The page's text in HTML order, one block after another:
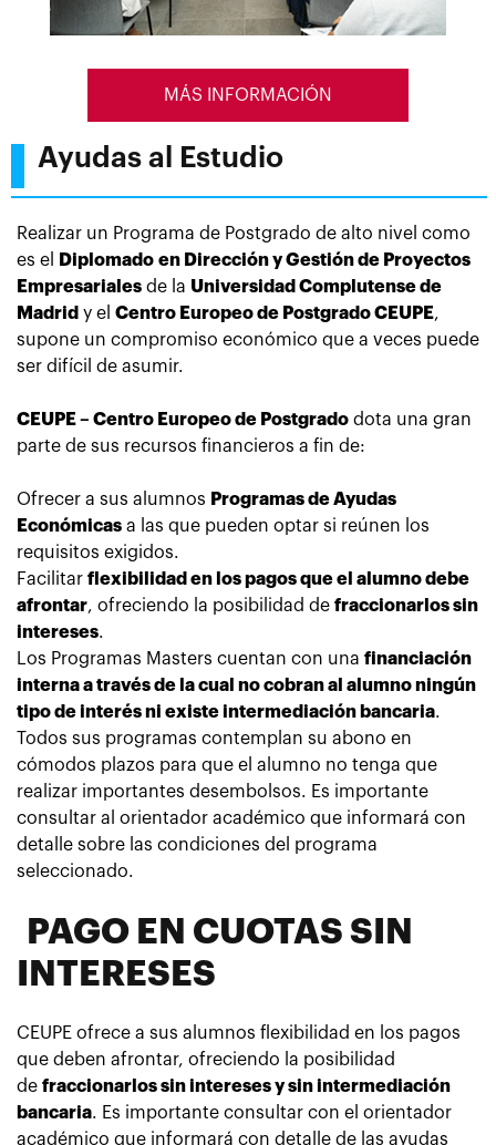
MÁS INFORMACIÓN
Ayudas al Estudio
Realizar un Programa de Postgrado de alto nivel como
es el
Diplomado en Dirección y Gestión de Proyectos
Empresariales de la Universidad Complutense de
Madrid y el Centro Europeo de Postgrado CEUPE,
supone un compromiso económico que a veces puede
ser difícil de asumir.
CEUPE – Centro Europeo de Postgrado dota una gran
parte de sus recursos financieros a fin de:
Ofrecer a sus alumnos Programas de Ayudas
Económicas a las que pueden optar si reúnen los
requisitos exigidos.
Facilitar flexibilidad en los pagos que el alumno debe
afrontar, ofreciendo la posibilidad de fraccionarlos sin
intereses.
Los Programas Masters cuentan con una financiación
interna a través de la cual no cobran al alumno ningún
tipo de interés ni existe intermediación bancaria.
Todos sus programas contemplan su abono en
cómodos plazos para que el alumno no tenga que
realizar importantes desembolsos. Es importante
consultar al orientador académico que informará con
detalle sobre las condiciones del programa
seleccionado.
PAGO EN CUOTAS SIN
INTERESES
CEUPE ofrece a sus alumnos flexibilidad en los pagos
que deben afrontar, ofreciendo la posibilidad
de fraccionarlos sin intereses y sin intermediación
bancaria. Es importante consultar con el orientador
académico que informará con detalle de las ayudas